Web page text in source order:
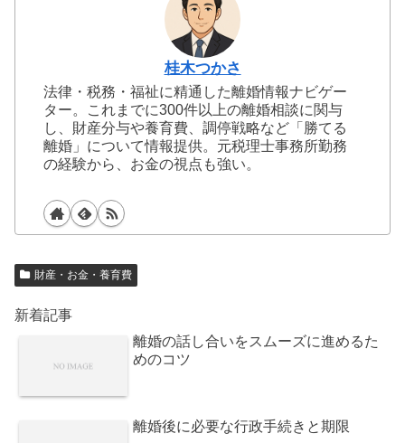
桂木つかさ
法律・税務・福祉に精通した離婚情報ナビゲー
ター。これまでに300件以上の離婚相談に関与
し、財産分与や養育費、調停戦略など「勝てる
離婚」について情報提供。元税理士事務所勤務
の経験から、お金の視点も強い。
財産・お金・養育費
新着記事
離婚の話し合いをスムーズに進めるた
めのコツ
離婚後に必要な行政手続きと期限